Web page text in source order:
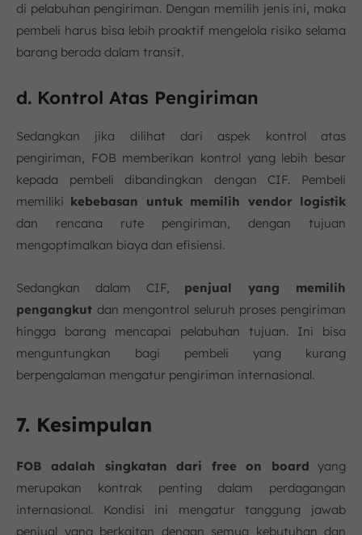
di pelabuhan pengiriman. Dengan memilih jenis ini, maka
pembeli harus bisa lebih proaktif mengelola risiko selama
barang berada dalam transit.
d. Kontrol Atas Pengiriman
Sedangkan jika dilihat dari aspek kontrol atas
pengiriman, FOB memberikan kontrol yang lebih besar
kepada pembeli dibandingkan dengan CIF. Pembeli
memiliki kebebasan untuk memilih vendor logistik
dan rencana rute pengiriman, dengan tujuan
mengoptimalkan biaya dan efisiensi.
Sedangkan dalam CIF, penjual yang memilih
pengangkutdan mengontrol seluruh proses pengiriman
hingga barang mencapai pelabuhan tujuan. Ini bisa
menguntungkan bagi pembeli yang kurang
berpengalaman mengatur pengiriman internasional.
7. Kesimpulan
FOB adalah singkatan dari free on board yang
merupakan kontrak penting dalam perdagangan
internasional. Kondisi ini mengatur tanggung jawab
penjual yang berkaitan dengan semua kebutuhan dan